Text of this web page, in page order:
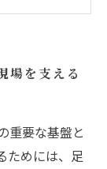
落としポ
対策
を守るた
場を支える
重要な基盤と
ためには、足